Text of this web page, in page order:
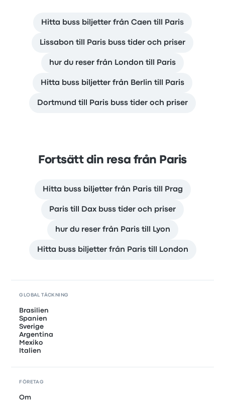
Hitta buss biljetter från Caen till Paris
Lissabon till Paris buss tider och priser
hur du reser från London till Paris
Hitta buss biljetter från Berlin till Paris
Dortmund till Paris buss tider och priser
Fortsätt din resa från Paris
Hitta buss biljetter från Paris till Prag
Paris till Dax buss tider och priser
hur du reser från Paris till Lyon
Hitta buss biljetter från Paris till London
GLOBAL TÄCKNING
Brasilien
Spanien
Sverige
Argentina
Mexiko
Italien
FÖRETAG
Om